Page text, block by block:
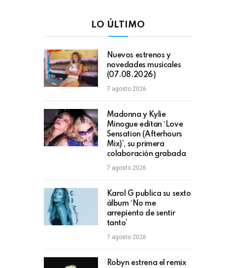
LO ÚLTIMO
Nuevos estrenos y
novedades musicales
(07.08.2026)
7 agosto 2026
Madonna y Kylie
Minogue editan ‘Love
Sensation (Afterhours
Mix)’, su primera
colaboración grabada
7 agosto 2026
Karol G publica su sexto
álbum ‘No me
arrepiento de sentir
tanto’
7 agosto 2026
Robyn estrena el remix